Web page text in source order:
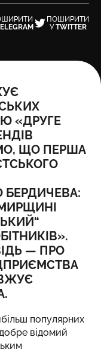
ПОШИРИТИ
УTWITTER
«ДРУГЕ
ЩО ПЕРША
БЕРДИЧЕВА:
».
— ПРО
популярних
відомий